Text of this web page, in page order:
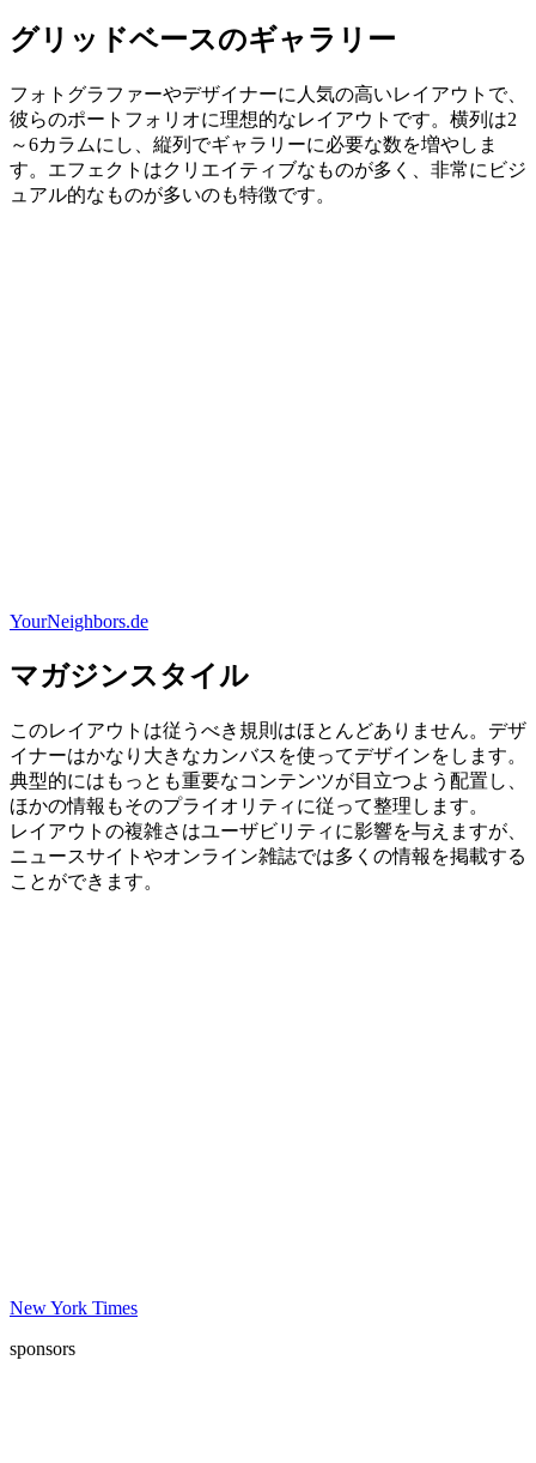
グリッドベースのギャラリー
フォトグラファーやデザイナーに人気の高いレイアウトで、
彼らのポートフォリオに理想的なレイアウトです。横列は2
～6カラムにし、縦列でギャラリーに必要な数を増やしま
す。エフェクトはクリエイティブなものが多く、非常にビジ
ュアル的なものが多いのも特徴です。
YourNeighbors.de
マガジンスタイル
このレイアウトは従うべき規則はほとんどありません。デザ
イナーはかなり大きなカンバスを使ってデザインをします。
典型的にはもっとも重要なコンテンツが目立つよう配置し、
ほかの情報もそのプライオリティに従って整理します。
レイアウトの複雑さはユーザビリティに影響を与えますが、
ニュースサイトやオンライン雑誌では多くの情報を掲載する
ことができます。
New York Times
sponsors